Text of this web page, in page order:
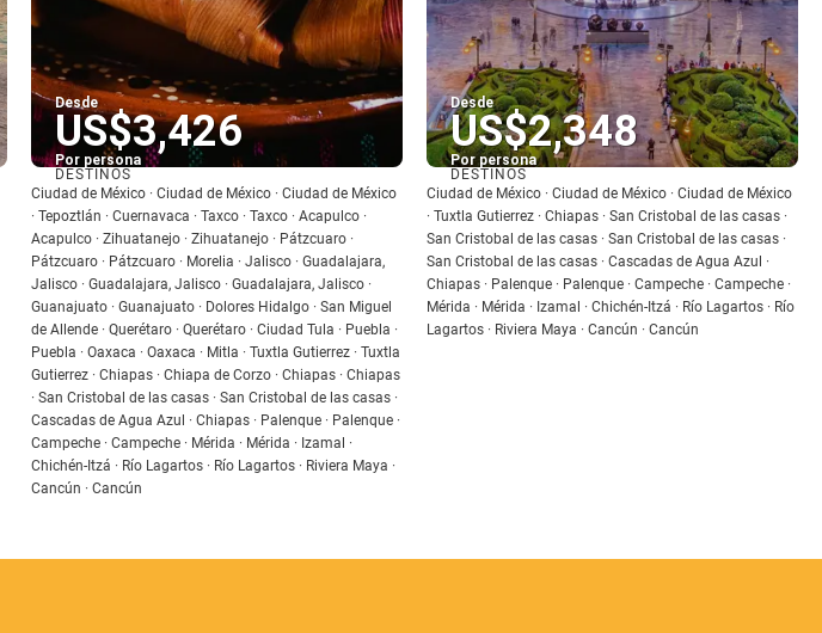
Desde
US$3,426
Por persona
Ver
DESTINOS
Ciudad de México · Ciudad de México · Ciudad de México
· Tepoztlán · Cuernavaca · Taxco · Taxco · Acapulco ·
Acapulco · Zihuatanejo · Zihuatanejo · Pátzcuaro ·
Pátzcuaro · Pátzcuaro · Morelia · Jalisco · Guadalajara,
Jalisco · Guadalajara, Jalisco · Guadalajara, Jalisco ·
Guanajuato · Guanajuato · Dolores Hidalgo · San Miguel
de Allende · Querétaro · Querétaro · Ciudad Tula · Puebla ·
Puebla · Oaxaca · Oaxaca · Mitla · Tuxtla Gutierrez · Tuxtla
Gutierrez · Chiapas · Chiapa de Corzo · Chiapas · Chiapas
· San Cristobal de las casas · San Cristobal de las casas ·
Cascadas de Agua Azul · Chiapas · Palenque · Palenque ·
Campeche · Campeche · Mérida · Mérida · Izamal ·
Chichén-Itzá · Río Lagartos · Río Lagartos · Riviera Maya ·
Cancún · Cancún
Desde
US$2,348
Por persona
Ver
DESTINOS
Ciudad de México · Ciudad de México · Ciudad de México
· Tuxtla Gutierrez · Chiapas · San Cristobal de las casas ·
San Cristobal de las casas · San Cristobal de las casas ·
San Cristobal de las casas · Cascadas de Agua Azul ·
Chiapas · Palenque · Palenque · Campeche · Campeche ·
Mérida · Mérida · Izamal · Chichén-Itzá · Río Lagartos · Río
Lagartos · Riviera Maya · Cancún · Cancún